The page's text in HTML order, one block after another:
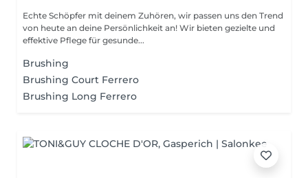
Echte Schöpfer mit deinem Zuhören, wir passen uns den Trend
von heute an deine Persönlichkeit an! Wir bieten gezielte und
effektive Pflege für gesunde...
Brushing
Brushing Court Ferrero
Brushing Long Ferrero